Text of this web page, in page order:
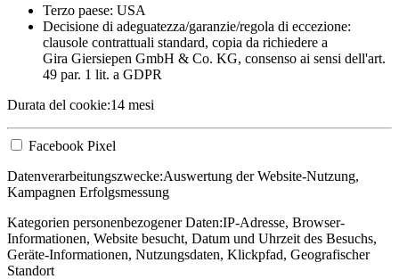
Terzo paese: USA
Decisione di adeguatezza/garanzie/regola di eccezione:
clausole contrattuali standard, copia da richiedere a
Gira Giersiepen GmbH & Co. KG, consenso ai sensi dell'art.
49 par. 1 lit. a GDPR
Durata del cookie:14 mesi
Facebook Pixel
Datenverarbeitungszwecke:Auswertung der Website-Nutzung,
Kampagnen Erfolgsmessung
Kategorien personenbezogener Daten:IP-Adresse, Browser-
Informationen, Website besucht, Datum und Uhrzeit des Besuchs,
Geräte-Informationen, Nutzungsdaten, Klickpfad, Geografischer
Standort